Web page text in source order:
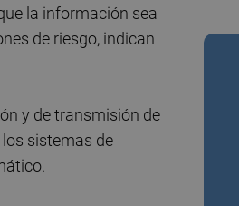
la información sea
de riesgo, indican
y de transmisión de
sistemas de